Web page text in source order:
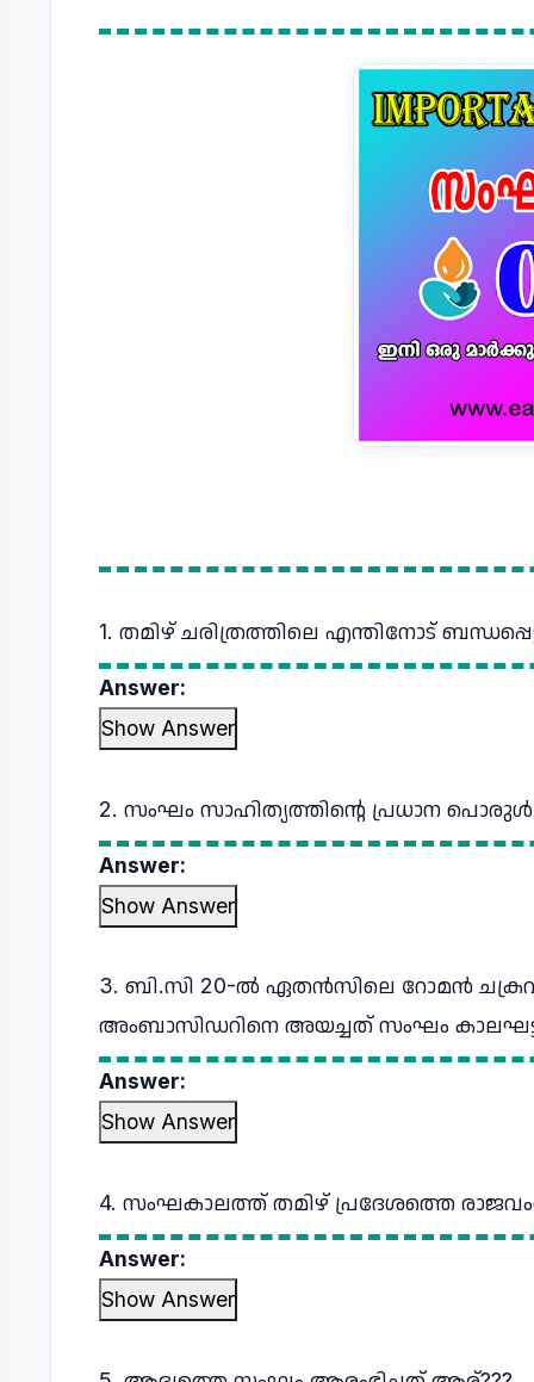
1. തമിഴ്‌ ചരിത്രത്തിലെ എന്തിനോട്‌
Answer:
Show Answer
2. സംഘം സാഹിത്യത്തിന്റെ പ്രധാന പൊരുള്‍
Answer:
Show Answer
3. ബി.സി 20-ല്‍ ഏതന്‍സിലെ റോമന്‍
അംബാസിഡറിനെ അയച്ചത്‌ സംഘം
Answer:
Show Answer
4. സംഘകാലത്ത്‌ തമിഴ്‌ പ്രദേശത്തെ
Answer:
Show Answer